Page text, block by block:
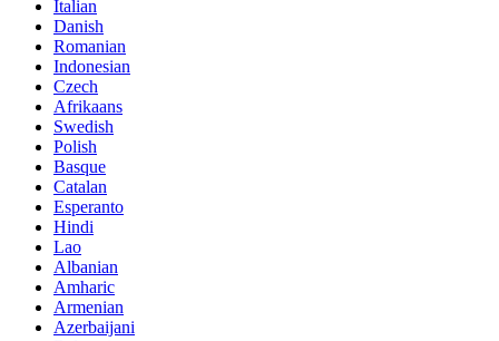
Italian
Danish
Romanian
Indonesian
Czech
Afrikaans
Swedish
Polish
Basque
Catalan
Esperanto
Hindi
Lao
Albanian
Amharic
Armenian
Azerbaijani